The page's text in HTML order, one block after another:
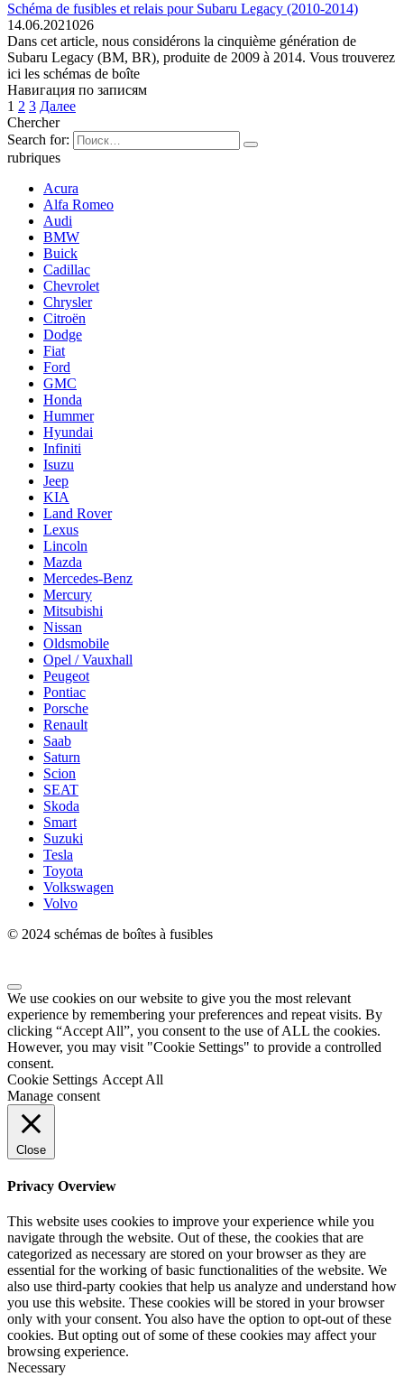
Schéma de fusibles et relais pour Subaru Legacy (2010-2014)
14.06.2021026
Dans cet article, nous considérons la cinquième génération de
Subaru Legacy (BM, BR), produite de 2009 à 2014. Vous trouverez
ici les schémas de boîte
Навигация по записям
1 2 3 Далее
Chercher
Search for:
rubriques
Acura
Alfa Romeo
Audi
BMW
Buick
Cadillac
Chevrolet
Chrysler
Citroën
Dodge
Fiat
Ford
GMC
Honda
Hummer
Hyundai
Infiniti
Isuzu
Jeep
KIA
Land Rover
Lexus
Lincoln
Mazda
Mercedes-Benz
Mercury
Mitsubishi
Nissan
Oldsmobile
Opel / Vauxhall
Peugeot
Pontiac
Porsche
Renault
Saab
Saturn
Scion
SEAT
Skoda
Smart
Suzuki
Tesla
Toyota
Volkswagen
Volvo
© 2024 schémas de boîtes à fusibles
We use cookies on our website to give you the most relevant
experience by remembering your preferences and repeat visits. By
clicking “Accept All”, you consent to the use of ALL the cookies.
However, you may visit "Cookie Settings" to provide a controlled
consent.
Cookie Settings Accept All
Manage consent
Close
Privacy Overview
This website uses cookies to improve your experience while you
navigate through the website. Out of these, the cookies that are
categorized as necessary are stored on your browser as they are
essential for the working of basic functionalities of the website. We
also use third-party cookies that help us analyze and understand how
you use this website. These cookies will be stored in your browser
only with your consent. You also have the option to opt-out of these
cookies. But opting out of some of these cookies may affect your
browsing experience.
Necessary